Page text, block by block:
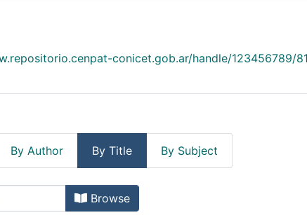
conicet.gob.ar/handle/123456789/
By Author By Title By Subject
Title Browse